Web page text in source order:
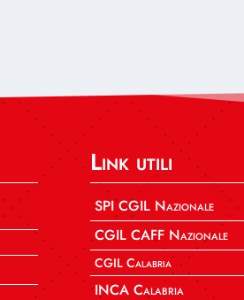
Link utili
SPI CGIL Nazionale
CGIL CAFF Nazionale
CGIL Calabria
INCA Calabria